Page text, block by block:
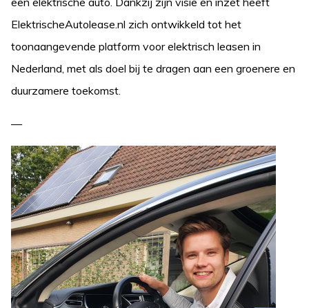
ElektrischeAutolease.nl zich ontwikkeld tot het
toonaangevende platform voor elektrisch leasen in
Nederland, met als doel bij te dragen aan een groenere en
duurzamere toekomst.
—